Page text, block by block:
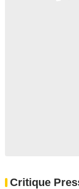
Critique